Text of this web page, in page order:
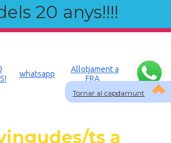
20 anys!!!!
Tornar al capdamunt
whatsapp
Allotjament a
FRA
ts a